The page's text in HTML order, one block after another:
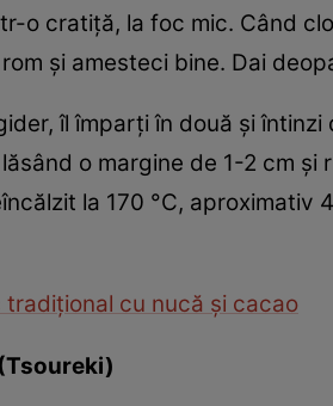
o cratiță, la foc mic. Când
și amesteci bine. Dai
îl împarți în două și
o margine de 1-2 cm
la 170 °C, aproximativ
tradițional cu nucă și cacao